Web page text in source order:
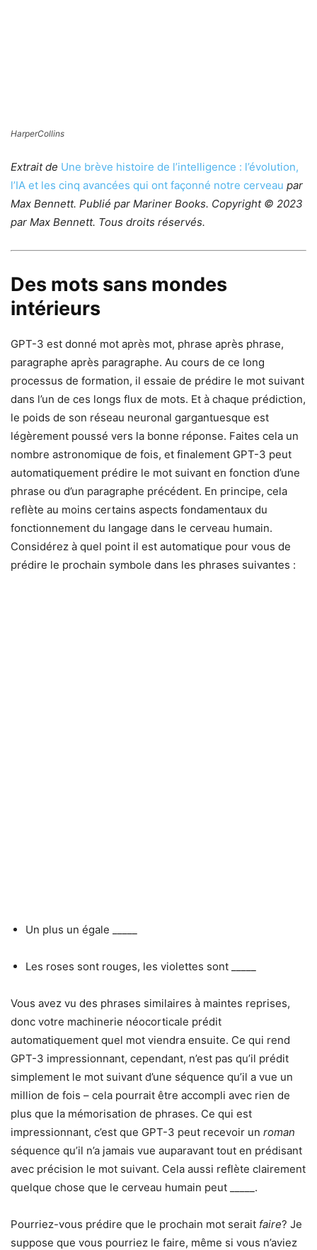
HarperCollins
Extrait de Une brève histoire de l’intelligence : l’évolution,
l’IA et les cinq avancées qui ont façonné notre cerveau par
Max Bennett. Publié par Mariner Books. Copyright © 2023
par Max Bennett. Tous droits réservés.
Des mots sans mondes
intérieurs
GPT-3 est donné mot après mot, phrase après phrase,
paragraphe après paragraphe. Au cours de ce long
processus de formation, il essaie de prédire le mot suivant
dans l’un de ces longs flux de mots. Et à chaque prédiction,
le poids de son réseau neuronal gargantuesque est
légèrement poussé vers la bonne réponse. Faites cela un
nombre astronomique de fois, et finalement GPT-3 peut
automatiquement prédire le mot suivant en fonction d’une
phrase ou d’un paragraphe précédent. En principe, cela
reflète au moins certains aspects fondamentaux du
fonctionnement du langage dans le cerveau humain.
Considérez à quel point il est automatique pour vous de
prédire le prochain symbole dans les phrases suivantes :
Un plus un égale _____
Les roses sont rouges, les violettes sont _____
Vous avez vu des phrases similaires à maintes reprises,
donc votre machinerie néocorticale prédit
automatiquement quel mot viendra ensuite. Ce qui rend
GPT-3 impressionnant, cependant, n’est pas qu’il prédit
simplement le mot suivant d’une séquence qu’il a vue un
million de fois – cela pourrait être accompli avec rien de
plus que la mémorisation de phrases. Ce qui est
impressionnant, c’est que GPT-3 peut recevoir un roman
séquence qu’il n’a jamais vue auparavant tout en prédisant
avec précision le mot suivant. Cela aussi reflète clairement
quelque chose que le cerveau humain peut _____.
Pourriez-vous prédire que le prochain mot serait faire? Je
suppose que vous pourriez le faire, même si vous n’aviez